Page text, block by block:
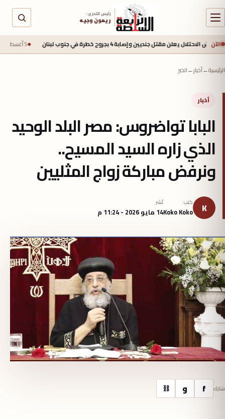
رئيس التحرير :
ريمون وجيه
الآن
يعلن مقتل جنديين وإصابة 4 بجروح خطرة في جنوب لبنان 5 أغسطس 2026 - 2:40 م
الرئيسية←أخبار←الخبر
أخبار
البابا تواضروس: مصر البلد الوحيد
الذي زاره السيد المسيح..
ونرفض مباركة زواج المثليين
K كتب
Koko Koko
نُشر
14 مايو 2026 - 11:24 م
شارك f و ⛓